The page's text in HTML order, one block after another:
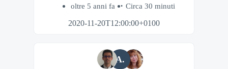
oltre 5 anni fa
Circa 30 minuti
2020-11-20T12:00:00+0100
A.